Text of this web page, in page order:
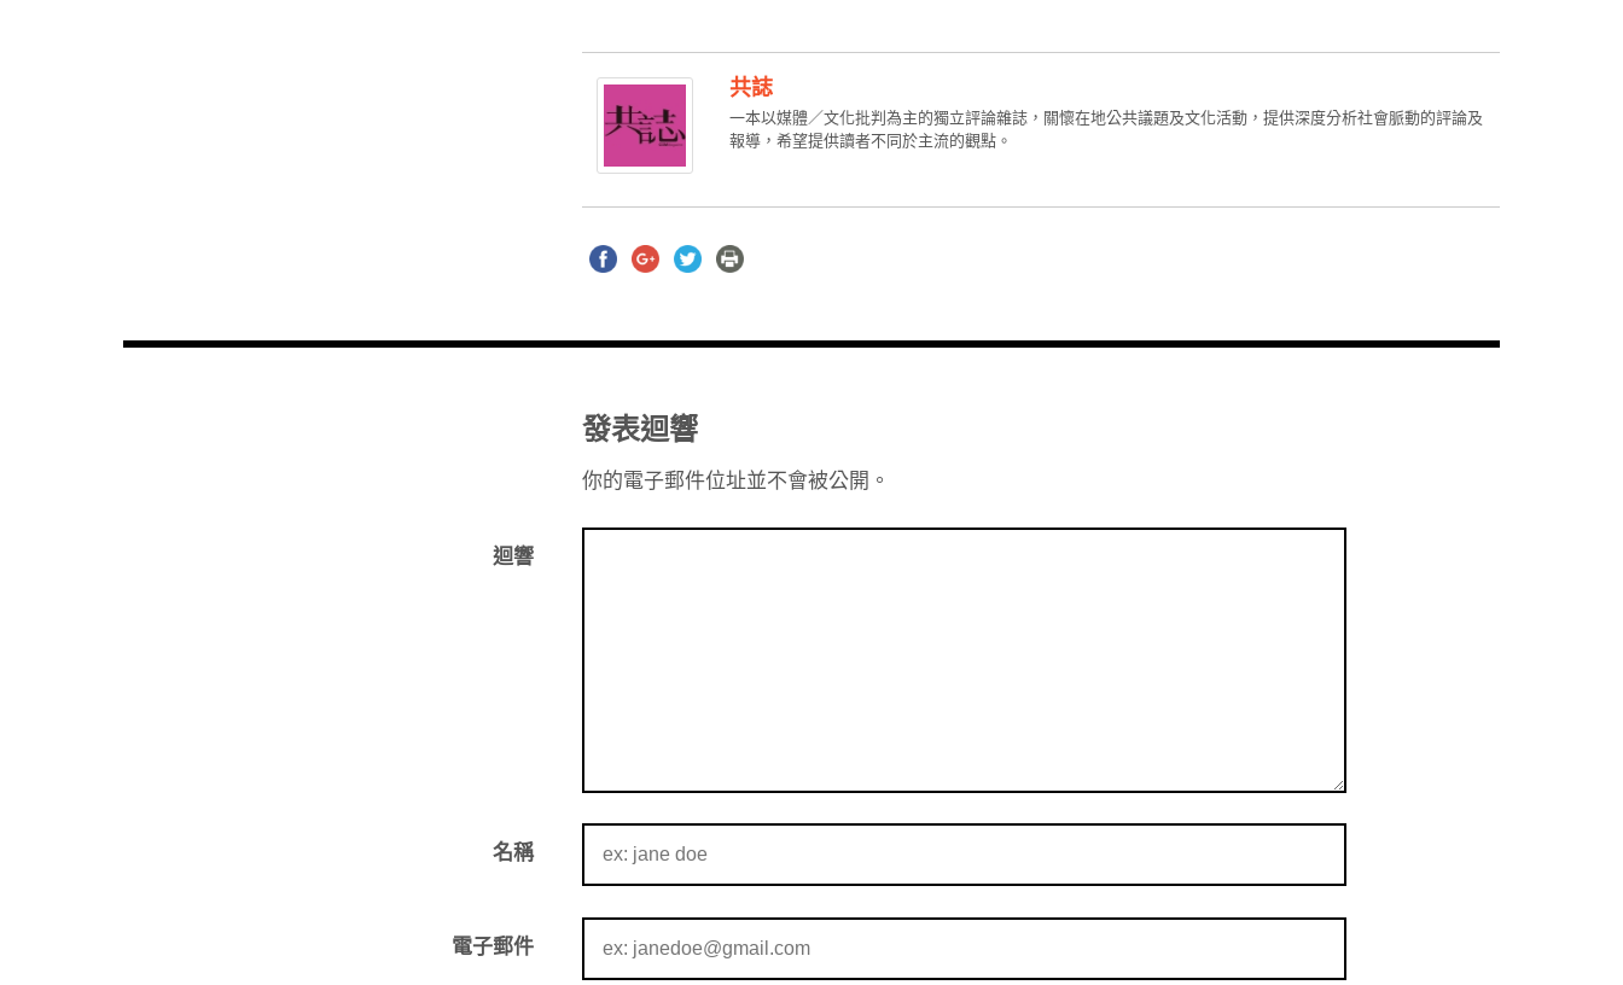
共誌
一本以媒體／文化批判為主的獨立評論雜誌，關懷在地公共議題及文化活動，提供深度分析社會脈動的評論及
報導，希望提供讀者不同於主流的觀點。
發表迴響
你的電子郵件位址並不會被公開。
迴響
名稱
電子郵件